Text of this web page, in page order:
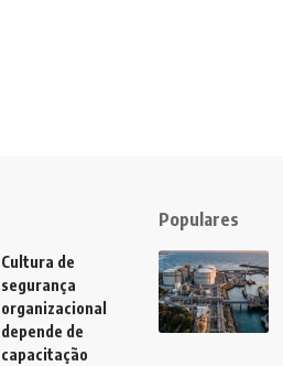
Cultura de
segurança
organizacional
depende de
capacitação
Populares